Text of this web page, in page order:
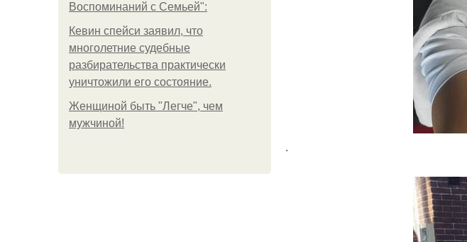
Воспоминаний с Семьей":
Кевин спейси заявил, что
многолетние судебные
разбирательства практически
уничтожили его состояние.
Женщиной быть "Легче", чем
мужчиной!
.